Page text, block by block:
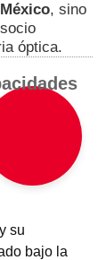
, sino
óptica.
su
bajo la